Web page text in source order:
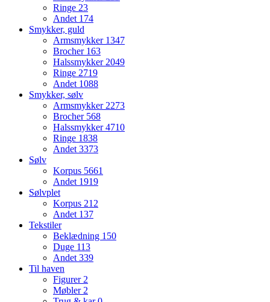
Ringe 23
Andet 174
Smykker, guld
Armsmykker 1347
Brocher 163
Halssmykker 2049
Ringe 2719
Andet 1088
Smykker, sølv
Armsmykker 2273
Brocher 568
Halssmykker4710
Ringe 1838
Andet 3373
Sølv
Korpus 5661
Andet 1919
Sølvplet
Korpus 212
Andet 137
Tekstiler
Beklædning 150
Duge 113
Andet 339
Til haven
Figurer 2
Møbler 2